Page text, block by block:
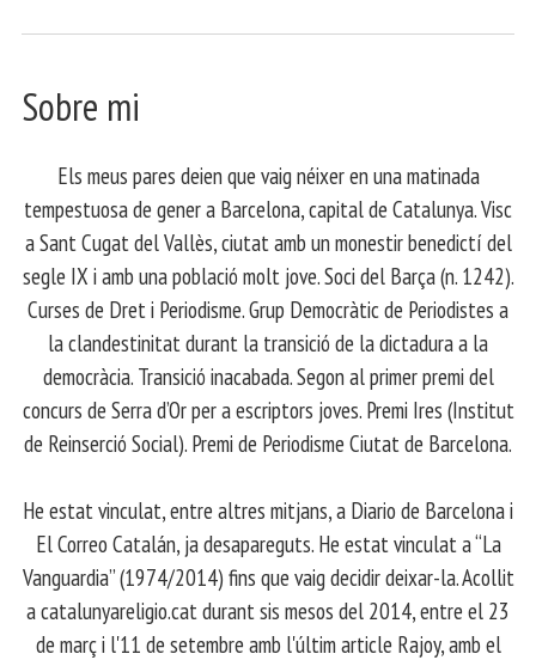
Sobre mi
Els meus pares deien que vaig néixer en una matinada
tempestuosa de gener a Barcelona, capital de Catalunya. Visc
a Sant Cugat del Vallès, ciutat amb un monestir benedictí del
segle IX i amb una població molt jove. Soci del Barça (n. 1242).
Curses de Dret i Periodisme. Grup Democràtic de Periodistes a
la clandestinitat durant la transició de la dictadura a la
democràcia. Transició inacabada. Segon al primer premi del
concurs de Serra d’Or per a escriptors joves. Premi Ires (Institut
de Reinserció Social). Premi de Periodisme Ciutat de Barcelona.
​ He estat vinculat, entre altres mitjans, a Diario de Barcelona i
El Correo Catalán, ja desapareguts. He estat vinculat a “La
Vanguardia” (1974/2014) fins que vaig decidir deixar-la. Acollit
a catalunyareligio.cat durant sis mesos del 2014, entre el 23
de març i l'11 de setembre amb l'últim article Rajoy, amb el